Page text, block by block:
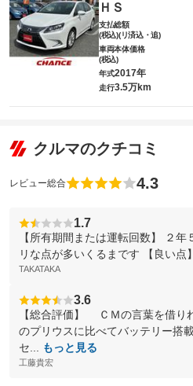
ＨＳ
支払総額
(税込)(リ済込・追)
車両本体価格
(税込)
年式2017年
走行3.5万km
クルマのクチコミ
レビュー総合 4.3
1.7
【所有期間または運転回数】 ２
リな点が多いくるまです 【良い点
TAKATAKA
3.6
【総合評価】 ＣＭの言葉を借り
のプリウスに比べてバッテリー搭
セ...
もっと見る
工藤貴宏